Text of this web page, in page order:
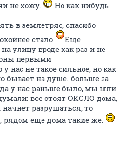
не хожу.
Но как нибудь
в землетряс, спасибо
стало
Еще
улицу вроде как раз и не
первыми
нас не такое сильное, но как
бывает на душе. больше за
у нас раньше было, мы шли
все стоят ОКОЛО дома,
разрушаться, то
рядом еще дома такие же.